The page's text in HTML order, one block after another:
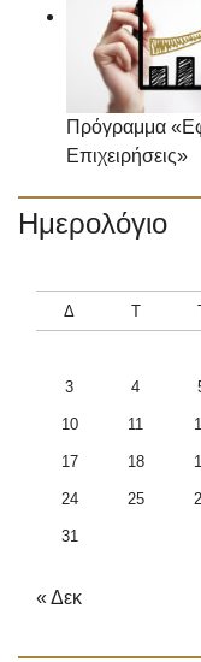
Πρόγραμμα
Επιχειρήσεις»
Ημερολόγιο
Δ Τ
3 4
10 11
17 18
24 25
31
« Δεκ